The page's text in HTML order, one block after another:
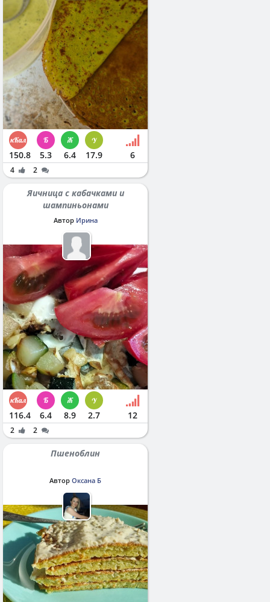
150.8 5.3 6.4 17.9 6
4 2
Яичница с кабачками и
шампиньонами
Автор Ирина
116.4 6.4 8.9 2.7 12
2 2
Пшеноблин
Автор Оксана Б